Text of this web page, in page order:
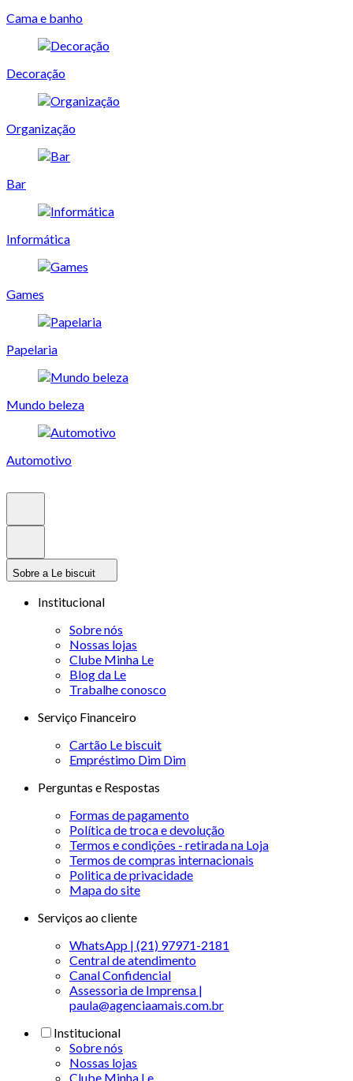
Cama e banho
Decoração
Organização
Bar
Informática
Games
Papelaria
Mundo beleza
Automotivo
Sobre a Le biscuit
Institucional
Sobre nós
Nossas lojas
Clube Minha Le
Blog da Le
Trabalhe conosco
Serviço Financeiro
Cartão Le biscuit
Empréstimo Dim Dim
Perguntas e Respostas
Formas de pagamento
Política de troca e devolução
Termos e condições - retirada na Loja
Termos de compras internacionais
Politica de privacidade
Mapa do site
Serviços ao cliente
WhatsApp | (21) 97971-2181
Central de atendimento
Canal Confidencial
Assessoria de Imprensa |
paula@agenciaamais.com.br
Institucional
Sobre nós
Nossas lojas
Clube Minha Le